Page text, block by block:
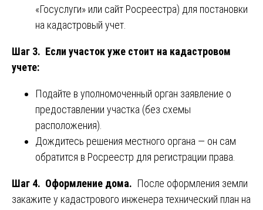
«Госуслуги» или сайт Росреестра) для постановки
на кадастровый учет.
Шаг 3. Если участок уже стоит на кадастровом
учете:
Подайте в уполномоченный орган заявление о
предоставлении участка (без схемы
расположения).
Дождитесь решения местного органа — он сам
обратится в Росреестр для регистрации права.
Шаг 4. Оформление дома. После оформления земли
закажите у кадастрового инженера технический план на